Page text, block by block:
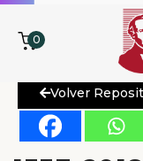
0
Volver